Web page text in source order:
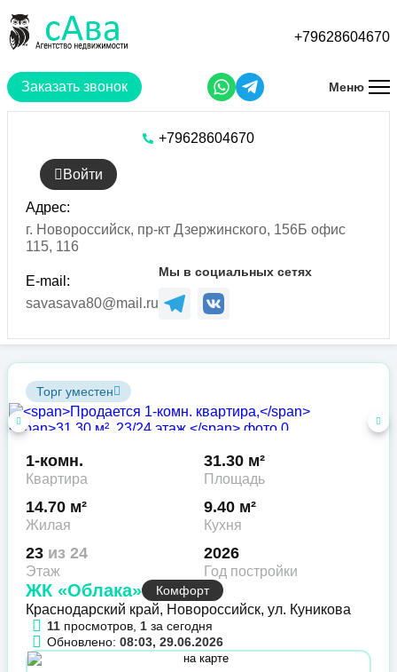
основному
Заказать звонок
+79628604670
Меню
+79628604670
Войти
Адрес:
г. Новороссийск, пр-кт Дзержинского, 156Б офис
115, 116
E-mail:
savasava80@mail.ru
Мы в социальных сетях
Торг уместен
1-комн.
Квартира
31.30 м²
Площадь
14.70 м²
Жилая
9.40 м²
Кухня
23 из 24
Этаж
2026
Год постройки
ЖК «Облака» Комфорт
Краснодарский край, Новороссийск, ул. Куникова
11 просмотров, 1 за сегодня
Обновлено: 08:03, 29.06.2026